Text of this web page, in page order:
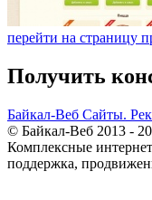
перейти на страницу
Получить
Байкал-Веб Сайты.
© Байкал-Веб 2013 -
Комплексные
поддержка,